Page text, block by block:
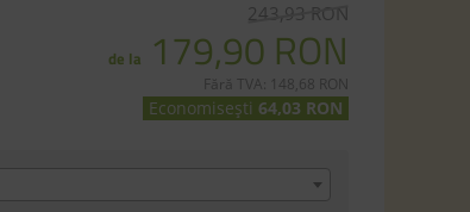
243,93 RON
de la 179,90 RON
Fără TVA: 148,68 RON
Economisești 64,03 RON